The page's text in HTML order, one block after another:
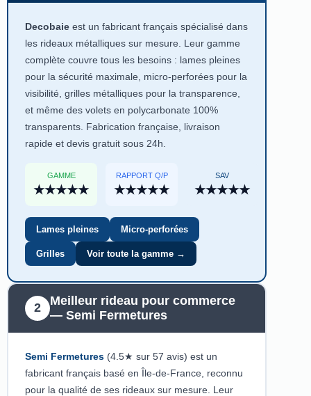
Decobaie est un fabricant français spécialisé dans
les rideaux métalliques sur mesure. Leur gamme
complète couvre tous les besoins : lames pleines
pour la sécurité maximale, micro-perforées pour la
visibilité, grilles métalliques pour la transparence,
et même des volets en polycarbonate 100%
transparents. Fabrication française, livraison
rapide et devis gratuit sous 24h.
GAMME
★★★★★
RAPPORT Q/P
★★★★★
SAV
★★★★★
Lames pleines Micro-perforées
Grilles Voir toute la gamme →
2
Meilleur rideau pour commerce
— Semi Fermetures
Semi Fermetures(4.5★ sur 57 avis) est un
fabricant français basé en Île-de-France, reconnu
pour la qualité de ses rideaux sur mesure. Leur